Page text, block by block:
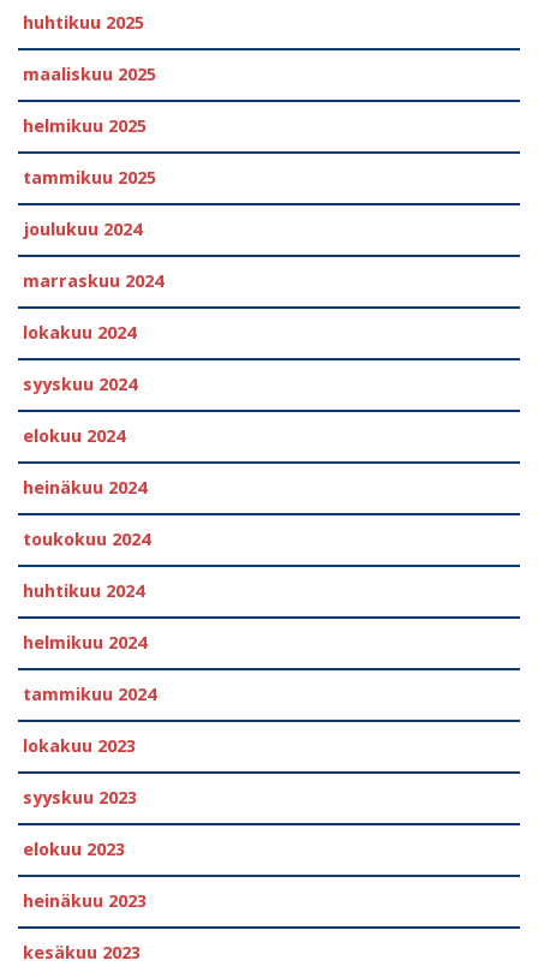
huhtikuu 2025
maaliskuu 2025
helmikuu 2025
tammikuu 2025
joulukuu 2024
marraskuu 2024
lokakuu 2024
syyskuu 2024
elokuu 2024
heinäkuu 2024
toukokuu 2024
huhtikuu 2024
helmikuu 2024
tammikuu 2024
lokakuu 2023
syyskuu 2023
elokuu 2023
heinäkuu 2023
kesäkuu 2023